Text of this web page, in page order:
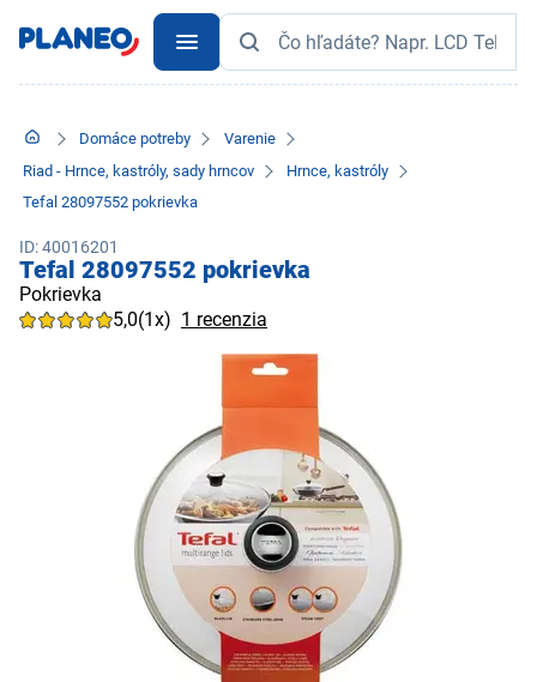
Domáce potreby
Varenie
Riad - Hrnce, kastróly, sady hrncov
Hrnce, kastróly
Tefal 28097552 pokrievka
ID: 40016201
Tefal 28097552 pokrievka
Pokrievka
5,0(1x) 1 recenzia